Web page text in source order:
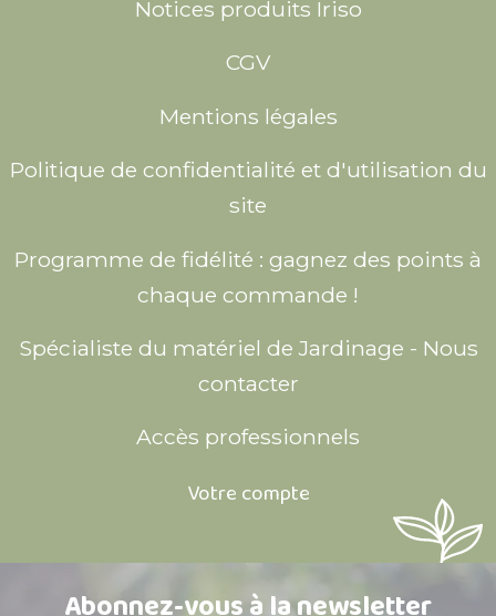
Notices produits Iriso
CGV
Mentions légales
Politique de confidentialité et d'utilisation du
site
Programme de fidélité : gagnez des points à
chaque commande !
Spécialiste du matériel de Jardinage - Nous
contacter
Accès professionnels
Votre compte
Abonnez-vous à la newsletter